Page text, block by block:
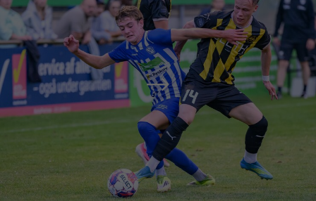
